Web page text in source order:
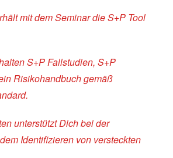
mit dem Seminar die S+P Tool
S+P Fallstudien, S+P
Risikohandbuch gemäß
unterstützt Dich bei der
Identifizieren von versteckten